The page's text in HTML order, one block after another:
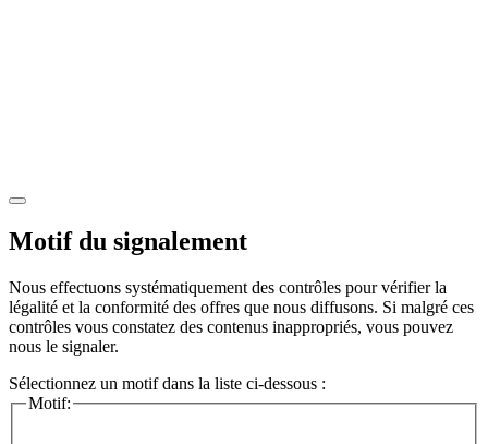
Motif du signalement
Nous effectuons systématiquement des contrôles pour vérifier la
légalité et la conformité des offres que nous diffusons. Si malgré ces
contrôles vous constatez des contenus inappropriés, vous pouvez
nous le signaler.
Sélectionnez un motif dans la liste ci-dessous :
Motif: